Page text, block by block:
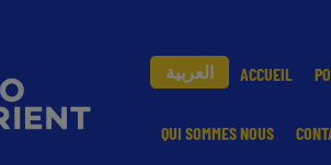
العربية ACCUEIL
QUI SOMMES NOUS